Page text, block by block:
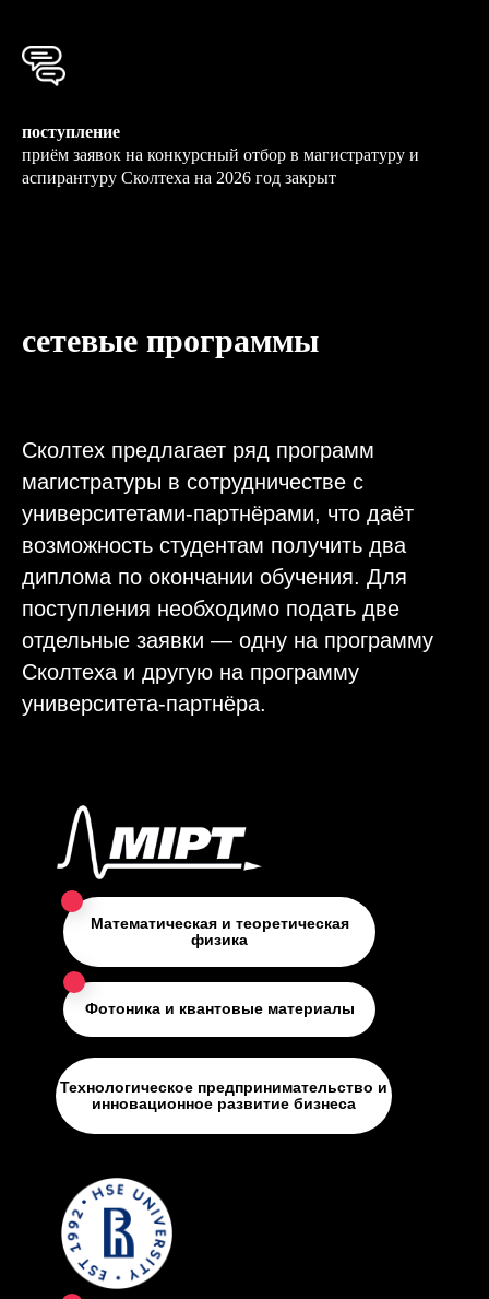
поступление
приём заявок на конкурсный отбор в магистратуру и
аспирантуру Сколтеха на 2026 год закрыт
сетевые программы
Сколтех предлагает ряд программ
магистратуры в сотрудничестве с
университетами-партнёрами, что даёт
возможность студентам получить два
диплома по окончании обучения. Для
поступления необходимо подать две
отдельные заявки — одну на программу
Сколтеха и другую на программу
университета-партнёра.
Технологическое предпринимательство и
инновационное развитие бизнеса
Фотоника и квантовые материалы
Математическая и теоретическая
физика